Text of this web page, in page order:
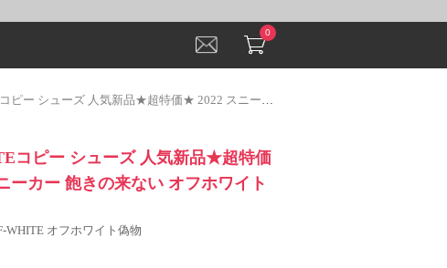
0
ューズ 人気新品★超特価★ 2022 スニーカー 飽きの来ない オフホワイトコピー
コピー シューズ 人気新品★超特価
ーカー 飽きの来ない オフホワイト
WHITE オフホワイト偽物